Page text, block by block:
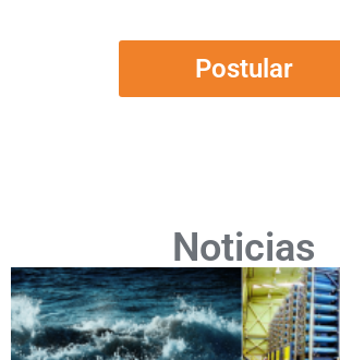
Postular
Noticias